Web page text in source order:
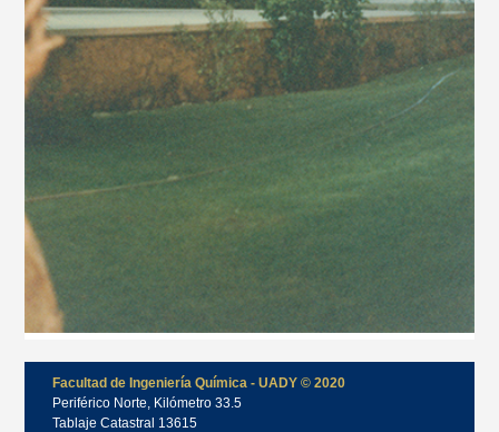
Facultad de Ingeniería Química - UADY © 2020
Periférico Norte, Kilómetro 33.5
Tablaje Catastral 13615